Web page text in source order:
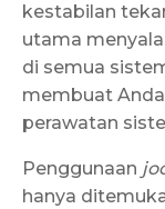
kestabilan
utama
di semua
membuat
perawatan
Penggunaan
hanya